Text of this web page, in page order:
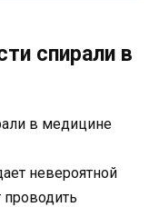
спирали в
невероятной
проводить